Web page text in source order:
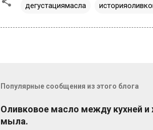
дегустациямасла
Популярные сообщения из этого блога
Оливковое масло между кухней и
мыла.